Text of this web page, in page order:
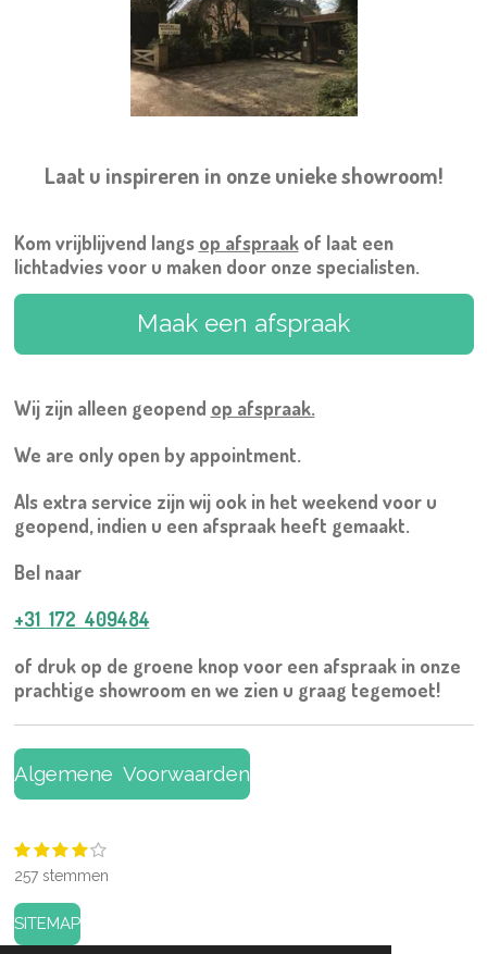
Laat u inspireren in onze unieke showroom!
Kom vrijblijvend langs op afspraakof laat een
lichtadvies voor u maken door onze specialisten.
Maak een afspraak
Wij zijn alleen geopend op afspraak.
We are only open by appointment.
Als extra service zijn wij ook in het weekend voor u
geopend, indien u een afspraak heeft gemaakt.
Bel naar
+31 172 409484
of druk op de groene knop voor een afspraak in onze
prachtige showroom en we zien u graag tegemoet!
Algemene Voorwaarden
R
a
i
n
1
t
e
r
2
t
e
r
r
3
s
t
e
r
4
t
e
r
r
5
t
S
e
257 stemmen
SITEMAP